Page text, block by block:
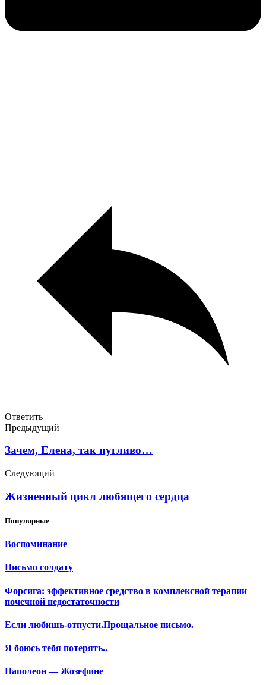
Ответить
Предыдущий
Зачем, Елена, так пугливо…
Следующий
Жизненный цикл любящего сердца
Популярные
Воспоминание
Письмо солдату
Форсига: эффективное средство в комплексной терапии
почечной недостаточности
Если любишь-отпусти.Прощальное письмо.
Я боюсь тебя потерять..
Наполеон — Жозефине